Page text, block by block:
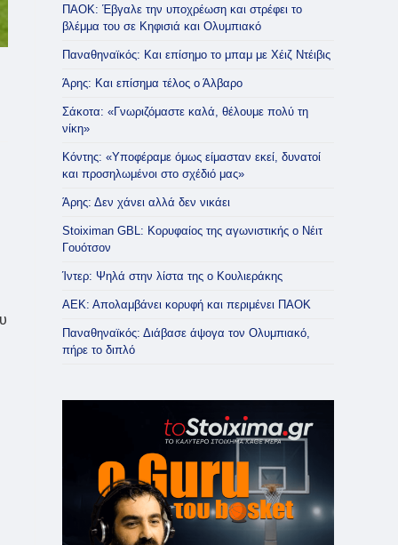
ΠΑΟΚ: Έβγαλε την υποχρέωση και στρέφει το
βλέμμα του σε Κηφισιά και Ολυμπιακό
Παναθηναϊκός: Και επίσημο το μπαμ με Χέιζ Ντέιβις
Άρης: Και επίσημα τέλος ο Άλβαρο
Σάκοτα: «Γνωριζόμαστε καλά, θέλουμε πολύ τη
νίκη»
Κόντης: «Υποφέραμε όμως είμασταν εκεί, δυνατοί
και προσηλωμένοι στο σχέδιό μας»
Άρης: Δεν χάνει αλλά δεν νικάει
Stoiximan GBL: Κορυφαίος της αγωνιστικής ο Νέιτ
Γουότσον
Ίντερ: Ψηλά στην λίστα της ο Κουλιεράκης
ΑΕΚ: Απολαμβάνει κορυφή και περιμένει ΠΑΟΚ
Παναθηναϊκός: Διάβασε άψογα τον Ολυμπιακό,
πήρε το διπλό